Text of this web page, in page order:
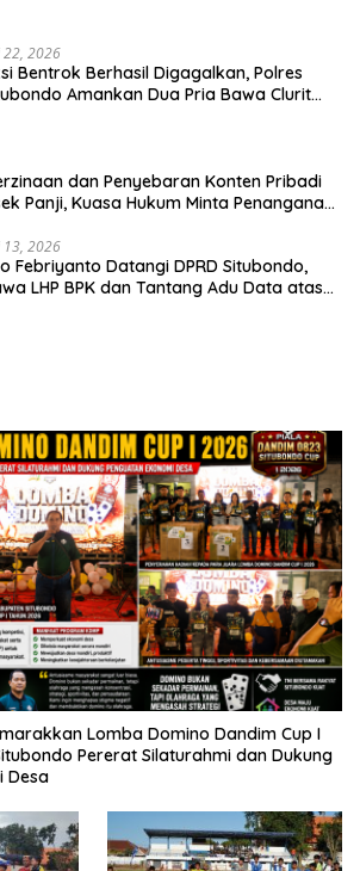
22, 2026
Bentrok Berhasil Digagalkan, Polres
Amankan Dua Pria Bawa Clurit
dan Penyebaran Konten Pribadi
Panji, Kuasa Hukum Minta Penanganan
13, 2026
Febriyanto Datangi DPRD Situbondo,
LHP BPK dan Tantang Adu Data atas
Lomba Domino Dandim Cup I
Pererat Silaturahmi dan Dukung
Desa